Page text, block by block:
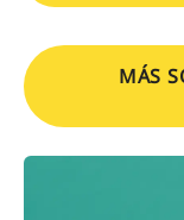
MÁS